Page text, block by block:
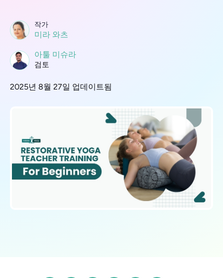
작가
미라 와츠
아툴 미슈라
검토
2025년 8월 27일 업데이트됨